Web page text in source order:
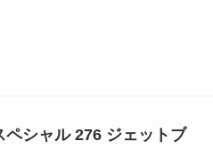
シャル 276 ジェットブ